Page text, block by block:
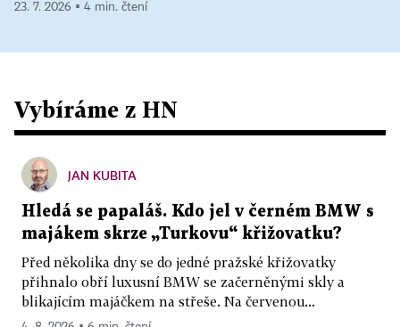
23. 7. 2026 ▪ 4 min. čtení
Vybíráme z HN
JAN KUBITA
Hledá se papaláš. Kdo jel v černém BMW s
majákem skrze „Turkovu“ křižovatku?
Před několika dny se do jedné pražské křižovatky
přihnalo obří luxusní BMW se začerněnými skly a
blikajícím majáčkem na střeše. Na červenou...